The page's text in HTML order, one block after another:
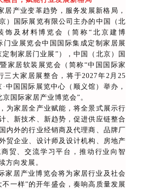
产业变革趋势，服务发展新格局，
）国际展览有限公司主办的中国（北
饰及材料博览会（简称“北京建博
门业展览会中国国际集成定制家居展
定制家居门业展”），中国（北京）国
家居软装展览会（简称“中国国际家
三大家居展整合，将于2027年2月25
中国国际展览中心（顺义馆）举办，
国际家居产业博览会”。
为家居全产业赋能，将全景式展示行
、新技术、新趋势，促进供应链整合
内外的行业经销商及代理商、品牌厂
贸企业、设计师及设计机构、房地产
贸、交流学习平台，推动行业向智
方向发展。
居产业博览会将为家居行业及社会
不一样”的开年盛会，奏响高质量发展